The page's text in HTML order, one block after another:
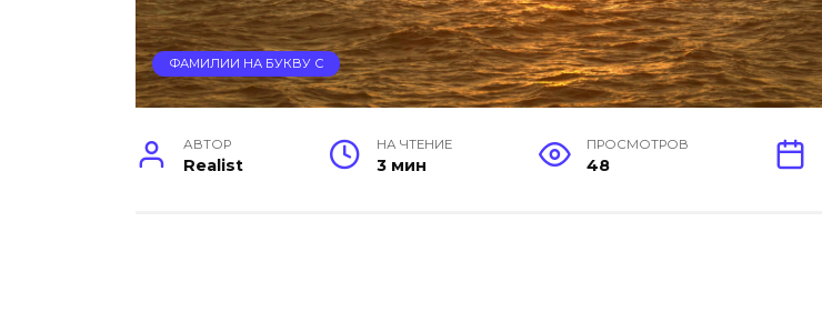
ФАМИЛИИ НА БУКВУ С
АВТОР
Realist
НА ЧТЕНИЕ
3 мин
ПРОСМОТРОВ
48